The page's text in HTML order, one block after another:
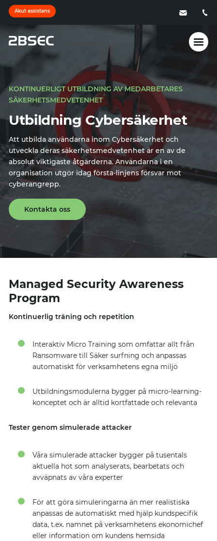
Akut assistans
KONTINUERLIGT UTBILDNING AV MEDARBETARES
SÄKERHETSMEDVETENHET
Utbildning Cybersäkerhet
Att utbilda användarna inom Cybersäkerhet och
utveckla deras säkerhetsmedvetenhet är en av de
absolut viktigaste åtgärderna. Användarna i en
organisation utgör idag första-linjens försvar mot
cyberangrepp.
Kontakta oss
Managed Security Awareness
Program
Kontinuerlig träning och repetition
Interaktiv Micro Training som omfattar allt från
Ransomware till Säker surfning och anpassas
automatiskt för verksamhetens egna miljö
Utbildningsmodulerna bygger på micro-learning-
konceptet och är alltid kortfattade och relevanta
Tester genom simulerade attacker
Våra simulerade attacker bygger på tusentals
aktuella hot som analyserats, bearbetats och
avväpnats av våra experter
För att göra simuleringarna än mer realistiska
anpassas de automatiskt med hjälp kundspecifik
data, t.ex. namnet på verksamhetens ekonomichef
eller information om kundens hemsida